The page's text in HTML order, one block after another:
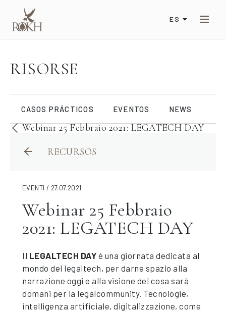
ES
RISORSE
CASOS PRÁCTICOS EVENTOS NEWS
Webinar 25 Febbraio 2021: LEGATECH DAY
RECURSOS
EVENTI / 27.07.2021
Webinar 25 Febbraio
2021: LEGATECH DAY
Il LEGALTECH DAY è una giornata dedicata al
mondo del legaltech, per darne spazio alla
narrazione oggi e alla visione del cosa sarà
domani per la legalcommunity. Tecnologie,
intelligenza artificiale, digitalizzazione, come